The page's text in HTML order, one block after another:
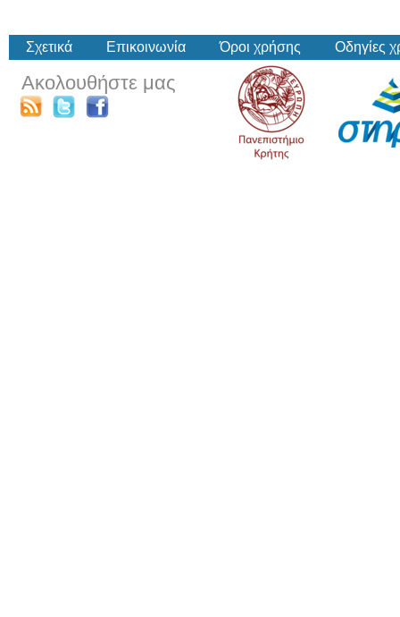
Σχετικά Επικοινωνία Όροι χρήσης Οδηγίες
Ακολουθήστε μας